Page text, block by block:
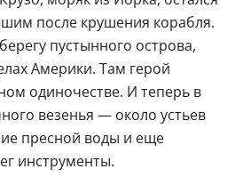
после крушения корабля.
пустынного острова,
Америки. Там герой
одиночестве. И теперь в
везенья — около устьев
пресной воды и еще
инструменты.